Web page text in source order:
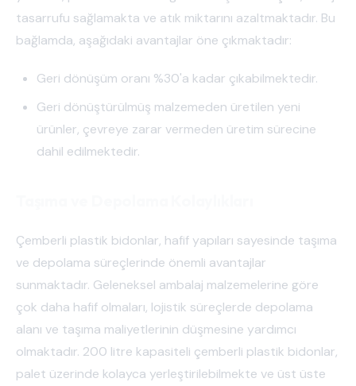
tasarrufu sağlamakta ve atık miktarını azaltmaktadır. Bu
bağlamda, aşağıdaki avantajlar öne çıkmaktadır:
Geri dönüşüm oranı %30'a kadar çıkabilmektedir.
Geri dönüştürülmüş malzemeden üretilen yeni
ürünler, çevreye zarar vermeden üretim sürecine
dahil edilmektedir.
Çemberli plastik bidonlar, hafif yapıları sayesinde taşıma
ve depolama süreçlerinde önemli avantajlar
sunmaktadır. Geleneksel ambalaj malzemelerine göre
çok daha hafif olmaları, lojistik süreçlerde depolama
alanı ve taşıma maliyetlerinin düşmesine yardımcı
olmaktadır. 200 litre kapasiteli çemberli plastik bidonlar,
palet üzerinde kolayca yerleştirilebilmekte ve üst üste